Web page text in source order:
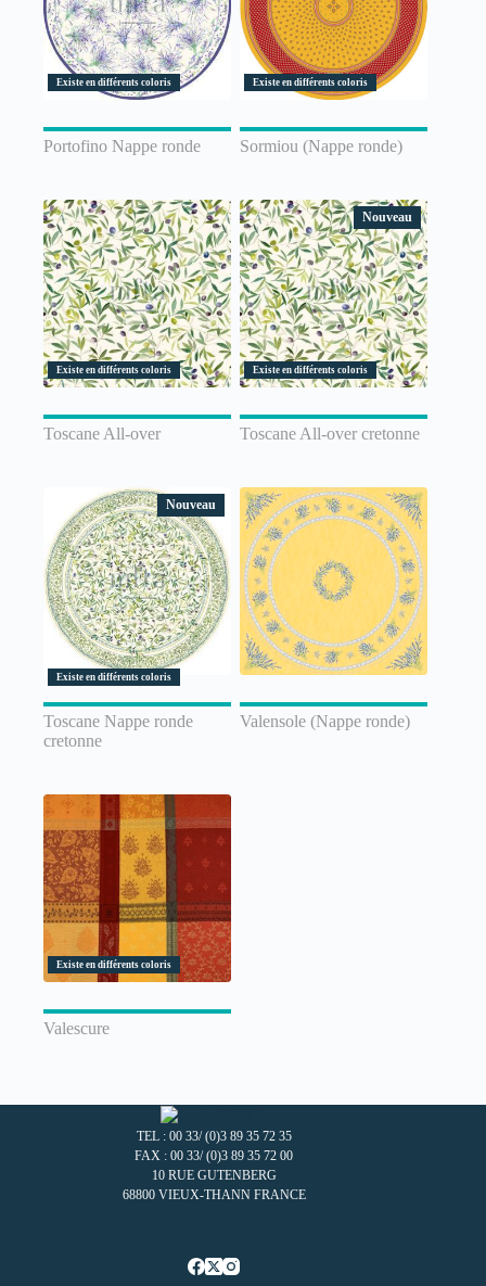
Existe en différents coloris
Portofino Nappe ronde
Existe en différents coloris
Sormiou (Nappe ronde)
Existe en différents coloris
Toscane All-over
Nouveau
Existe en différents coloris
Toscane All-over cretonne
Nouveau
Existe en différents coloris
Toscane Nappe ronde
cretonne
Valensole (Nappe ronde)
Existe en différents coloris
Valescure
TEL : 00 33/ (0)3 89 35 72 35
FAX : 00 33/ (0)3 89 35 72 00
10 RUE GUTENBERG
68800 VIEUX-THANN FRANCE